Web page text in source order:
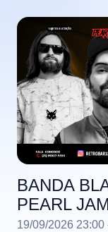
BANDA
PEARL
19/09/2026 23:00